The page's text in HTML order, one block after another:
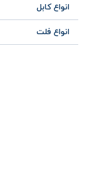
انواع کابل
انواع فلت